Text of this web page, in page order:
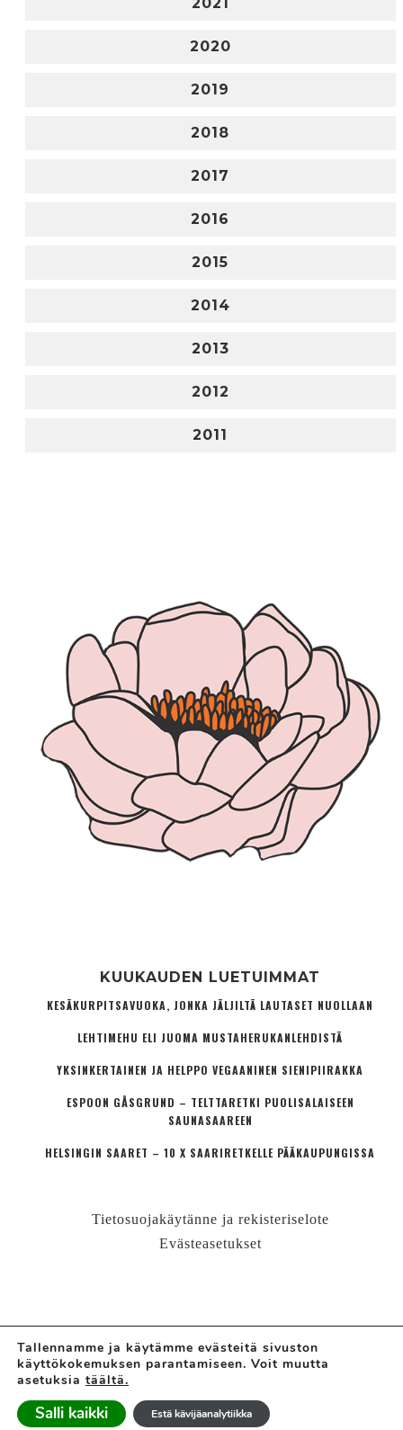
2020
2019
2018
2017
2016
2015
2014
2013
2012
2011
KUUKAUDEN LUETUIMMAT
KESÄKURPITSAVUOKA, JONKA JÄLJILTÄ LAUTASET NUOLLAAN
LEHTIMEHU ELI JUOMA MUSTAHERUKANLEHDISTÄ
YKSINKERTAINEN JA HELPPO VEGAANINEN SIENIPIIRAKKA
ESPOON GÅSGRUND – TELTTARETKI PUOLISALAISEEN
SAUNASAAREEN
HELSINGIN SAARET – 10 X SAARIRETKELLE PÄÄKAUPUNGISSA
Tietosuojakäytänne ja rekisteriselote
Evästeasetukset
© LÄHIÖMUTSI | HANNE VALTARI
Ajatuskoostamo + perheblogi
Tallennamme ja käytämme evästeitä sivuston
käyttökokemuksen parantamiseen. Voit muutta
asetuksia täältä.
Salli kaikki Estä kävijäanalytiikka